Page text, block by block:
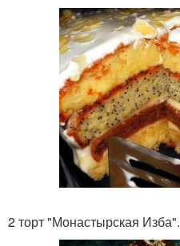
2 торт "Монастырская Изба".